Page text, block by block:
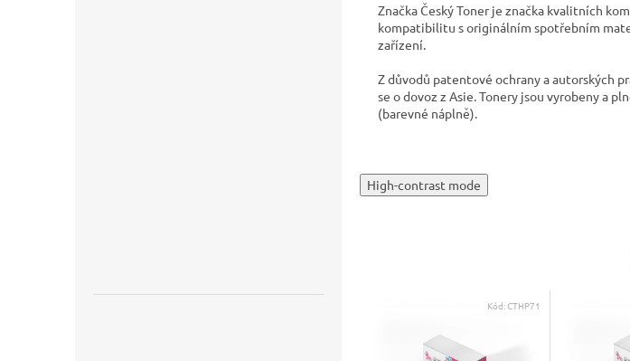
Značka Český Toner je značka kvalitních
kompatibilitu s originálním spotřebním
zařízení.
Z důvodů patentové ochrany a autorských
se o dovoz z Asie. Tonery jsou vyrobeny a
(barevné náplně).
High-contrast mode
Kód:CTHP71